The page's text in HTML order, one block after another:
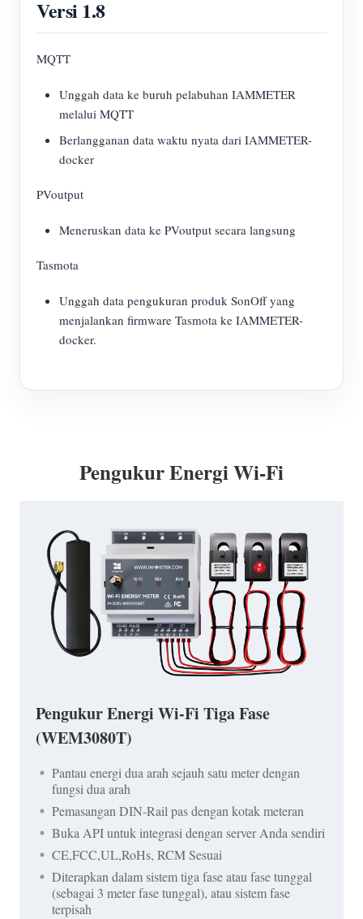
Versi 1.8
MQTT
Unggah data ke buruh pelabuhan IAMMETER
melalui MQTT
Berlangganan data waktu nyata dari IAMMETER-
docker
PVoutput
Meneruskan data ke PVoutput secara langsung
Tasmota
Unggah data pengukuran produk SonOff yang
menjalankan firmware Tasmota ke IAMMETER-
docker.
Pengukur Energi Wi-Fi
Pengukur Energi Wi-Fi Tiga Fase
(WEM3080T)
Pantau energi dua arah sejauh satu meter dengan
fungsi dua arah
Pemasangan DIN-Rail pas dengan kotak meteran
Buka API untuk integrasi dengan server Anda sendiri
CE,FCC,UL,RoHs, RCM Sesuai
Diterapkan dalam sistem tiga fase atau fase tunggal
(sebagai 3 meter fase tunggal), atau sistem fase
terpisah